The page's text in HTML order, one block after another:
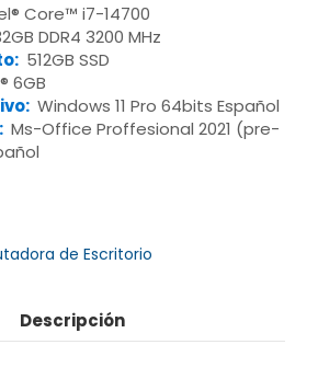
Core™ i7-14700
DDR4 3200 MHz
512GB SSD
6GB
Windows 11 Pro 64bits Español
Ms-Office Proffesional 2021 (pre-
de Escritorio
Descripción